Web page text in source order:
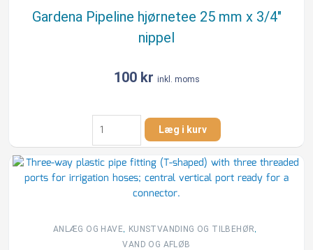
antal
Gardena Pipeline hjørnetee 25 mm x 3/4″
nippel
100 kr inkl. moms
Gardena
Pipeline
hjørnetee
25
mm
nippel
Læg i kurv
ANLÆG OG HAVE, KUNSTVANDING OG TILBEHØR,
VAND OG AFLØB